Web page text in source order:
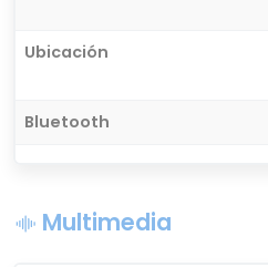
Ubicación
Bluetooth
Multimedia